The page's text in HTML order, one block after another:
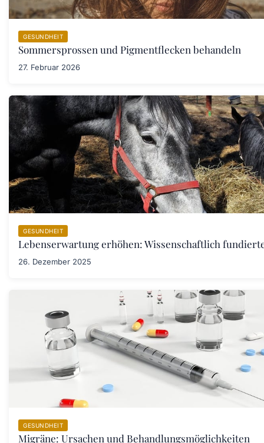
GESUNDHEIT
Sommersprossen und Pigmentflecken behandeln
27. Februar 2026
GESUNDHEIT
Lebenserwartung erhöhen: Wissenschaftlich
26. Dezember 2025
GESUNDHEIT
Migräne: Ursachen und Behandlungsmöglichkeiten